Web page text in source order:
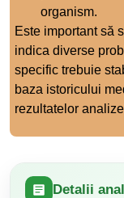
organism.
Este important să
indica diverse
specific trebuie
baza istoricului
rezultatelor
Detalii